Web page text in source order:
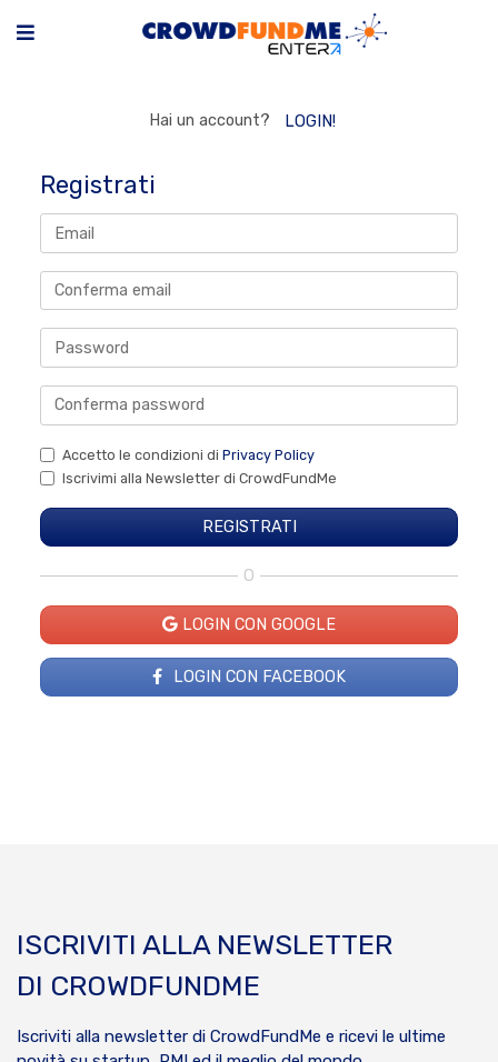
Hai un account? LOGIN!
Registrati
Accetto le condizioni di Privacy Policy
Iscrivimi alla Newsletter di CrowdFundMe
O
LOGIN CON GOOGLE
LOGIN CON FACEBOOK
ISCRIVITI ALLA NEWSLETTER
DI CROWDFUNDME
Iscriviti alla newsletter di CrowdFundMe e ricevi le ultime